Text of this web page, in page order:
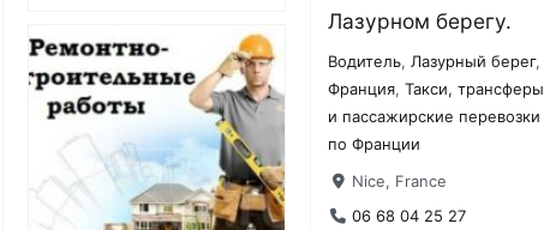
Лазурном берегу.
Водитель,Лазурный берег,
Франция,Такси, трансферы
и пассажирские перевозки
по Франции
Nice, France
06 68 04 25 27